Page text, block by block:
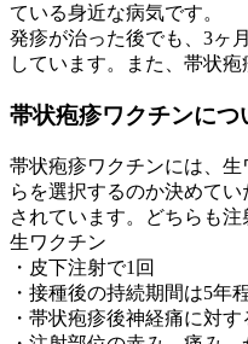
ている身近な病気です。
発疹が治った後でも、3ヶ
しています。また、帯状
帯状疱疹ワクチンにつ
帯状疱疹ワクチンには、
らを選択するのか決めて
されています。どちらも
生ワクチン
・皮下注射で1回
・接種後の持続期間は5年
・帯状疱疹後神経痛に対